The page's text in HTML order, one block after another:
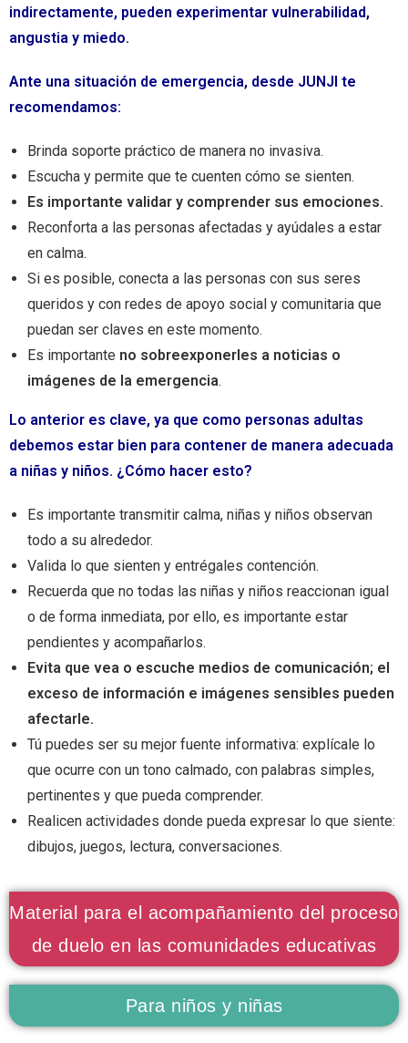
indirectamente, pueden experimentar vulnerabilidad,
angustia y miedo.
Ante una situación de emergencia, desde JUNJI te
recomendamos:
Brinda soporte práctico de manera no invasiva.
Escucha y permite que te cuenten cómo se sienten.
Es importante validar y comprender sus emociones.
Reconforta a las personas afectadas y ayúdales a estar
en calma.
Si es posible, conecta a las personas con sus seres
queridos y con redes de apoyo social y comunitaria que
puedan ser claves en este momento.
Es importante no sobreexponerles a noticias o
imágenes de la emergencia.
Lo anterior es clave, ya que como personas adultas
debemos estar bien para contener de manera adecuada
a niñas y niños. ¿Cómo hacer esto?
Es importante transmitir calma, niñas y niños observan
todo a su alrededor.
Valida lo que sienten y entrégales contención.
Recuerda que no todas las niñas y niños reaccionan igual
o de forma inmediata, por ello, es importante estar
pendientes y acompañarlos.
Evita que vea o escuche medios de comunicación; el
exceso de información e imágenes sensibles pueden
afectarle.
Tú puedes ser su mejor fuente informativa: explícale lo
que ocurre con un tono calmado, con palabras simples,
pertinentes y que pueda comprender.
Realicen actividades donde pueda expresar lo que siente:
dibujos, juegos, lectura, conversaciones.
Material para el acompañamiento del proceso
de duelo en las comunidades educativas
Para niños y niñas